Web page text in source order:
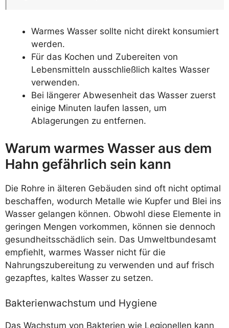
Warmes Wasser sollte nicht direkt konsumiert
werden.
Für das Kochen und Zubereiten von
Lebensmitteln ausschließlich kaltes Wasser
verwenden.
Bei längerer Abwesenheit das Wasser zuerst
einige Minuten laufen lassen, um
Ablagerungen zu entfernen.
Warum warmes Wasser aus dem
Hahn gefährlich sein kann
Die Rohre in älteren Gebäuden sind oft nicht optimal
beschaffen, wodurch Metalle wie Kupfer und Blei ins
Wasser gelangen können. Obwohl diese Elemente in
geringen Mengen vorkommen, können sie dennoch
gesundheitsschädlich sein. Das Umweltbundesamt
empfiehlt, warmes Wasser nicht für die
Nahrungszubereitung zu verwenden und auf frisch
gezapftes, kaltes Wasser zu setzen.
Bakterienwachstum und Hygiene
Das Wachstum von Bakterien wie Legionellen kann